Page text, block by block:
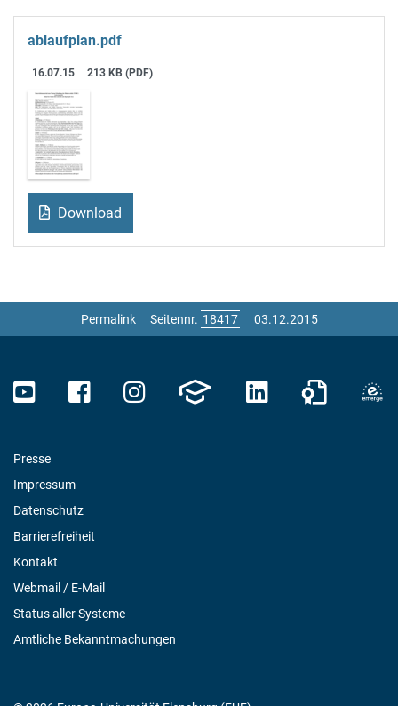
ablaufplan.pdf
16.07.15 213 KB (PDF)
Download
Permalink Seitennr. 03.12.2015
Presse
Impressum
Datenschutz
Barrierefreiheit
Kontakt
Webmail / E-Mail
Status aller Systeme
Amtliche Bekanntmachungen